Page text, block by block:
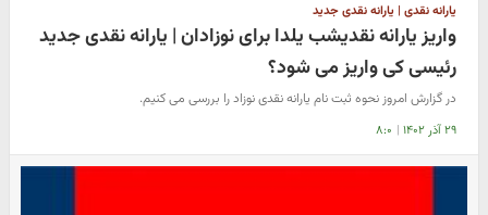
یارانه نقدی | یارانه نقدی جدید
واریز یارانه نقدیشب یلدا برای نوزادان | یارانه نقدی جدید
رئیسی کی واریز می شود؟
در گزارش امروز نحوه ثبت نام یارانه نقدی نوزاد را بررسی می کنیم.
۲۹ آذر ۱۴۰۲ | ۸:۰